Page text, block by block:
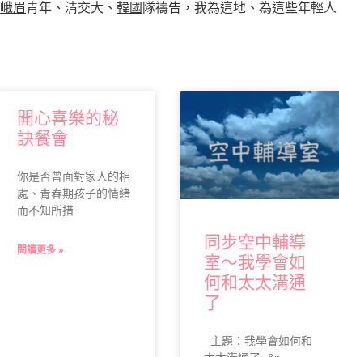
峨眉青年、清交大、韓國 隊禱告，我為這地、為這些年輕人
開心喜樂的秘
訣餐會
你是否曾面對家人的相
處、青春期孩子的情緒
而不知所措
閱讀更多 »
同步空中輔導
室～我學會如
何和太太溝通
了
主題：我學會如何和